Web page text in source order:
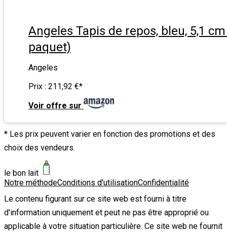
Angeles Tapis de repos, bleu, 5,1
paquet)
Angeles
Prix : 211,92 €*
Voir offre sur
* Les prix peuvent varier en fonction des promotions et des
choix des vendeurs.
le bon lait
Notre méthodeConditions d'utilisationConfidentialité
Le contenu figurant sur ce site web est fourni à titre
d'information uniquement et peut ne pas être approprié ou
applicable à votre situation particulière. Ce site web ne fournit